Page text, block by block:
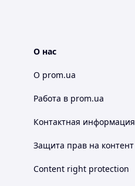
О нас
О prom.ua
Работа в prom.ua
Контактная информация
Защита прав на контент
Content right protection